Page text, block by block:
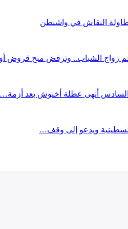
طاولة النقاش في واشنطن
زواج الشباب.. وترفض منح قروض
السادس أنهى عطلة أخنوش بعد أزمة…
ويدعو إلى وقف…